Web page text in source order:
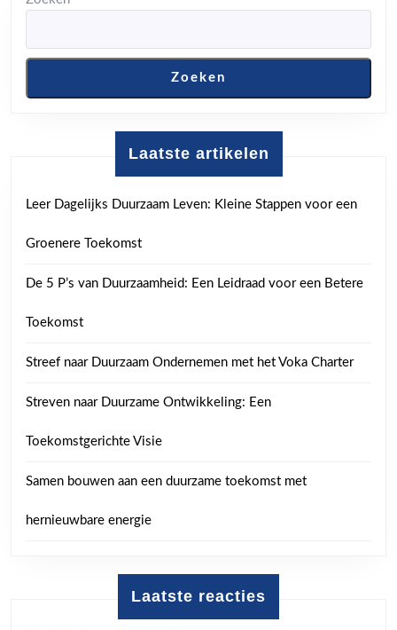
Zoeken
Laatste artikelen
Leer Dagelijks Duurzaam Leven: Kleine Stappen voor een
Groenere Toekomst
De 5 P’s van Duurzaamheid: Een Leidraad voor een Betere
Toekomst
Streef naar Duurzaam Ondernemen met het Voka Charter
Streven naar Duurzame Ontwikkeling: Een
Toekomstgerichte Visie
Samen bouwen aan een duurzame toekomst met
hernieuwbare energie
Laatste reacties